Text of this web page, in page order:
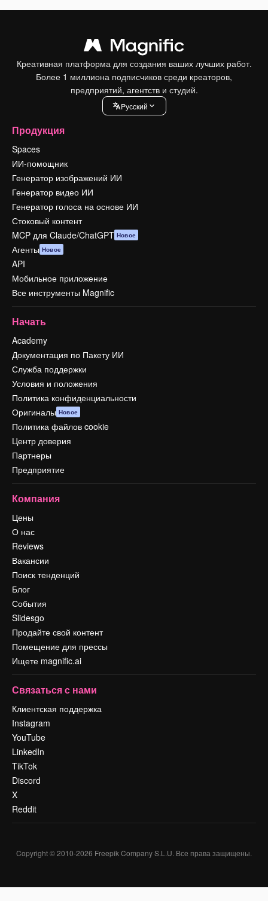
Креативная платформа для создания ваших лучших работ.
Более 1 миллиона подписчиков среди креаторов,
предприятий, агентств и студий.
Pусский
Продукция
Spaces
ИИ-помощник
Генератор изображений ИИ
Генератор видео ИИ
Генератор голоса на основе ИИ
Стоковый контент
MCP для Claude/ChatGPT Новое
Агенты Новое
API
Мобильное приложение
Все инструменты Magnific
Начать
Academy
Документация по Пакету ИИ
Служба поддержки
Условия и положения
Политика конфиденциальности
Оригиналы Новое
Политика файлов cookie
Центр доверия
Партнеры
Предприятие
Компания
Цены
О нас
Reviews
Вакансии
Поиск тенденций
Блог
События
Slidesgo
Продайте свой контент
Помещение для прессы
Ищете magnific.ai
Связаться с нами
Клиентская поддержка
Instagram
YouTube
LinkedIn
TikTok
Discord
X
Reddit
Copyright © 2010-2026 Freepik Company S.L.U. Все права защищены.